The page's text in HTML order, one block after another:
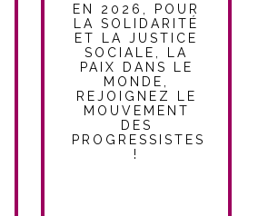
EN 2026, POUR
LA SOLIDARITÉ
ET LA JUSTICE
SOCIALE, LA
PAIX DANS LE
MONDE,
REJOIGNEZ LE
MOUVEMENT
DES
PROGRESSISTES
!